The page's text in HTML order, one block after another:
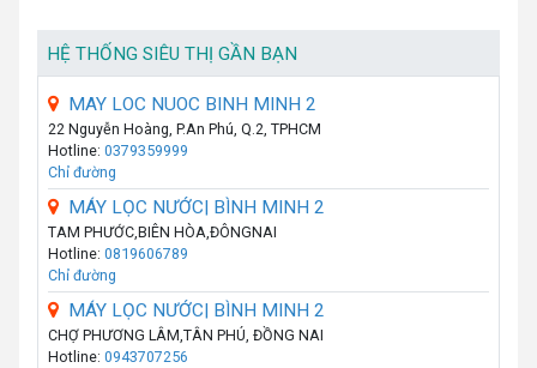
HỆ THỐNG SIÊU THỊ GẦN BẠN
MAY LOC NUOC BINH MINH 2
22 Nguyễn Hoàng, P.An Phú, Q.2, TPHCM
Hotline: 0379359999
Chỉ đường
MÁY LỌC NƯỚC| BÌNH MINH 2
TAM PHƯỚC,BIÊN HÒA,ĐÔNGNAI
Hotline: 0819606789
Chỉ đường
MÁY LỌC NƯỚC| BÌNH MINH 2
CHỢ PHƯƠNG LÂM,TÂN PHÚ, ĐỒNG NAI
Hotline: 0943707256